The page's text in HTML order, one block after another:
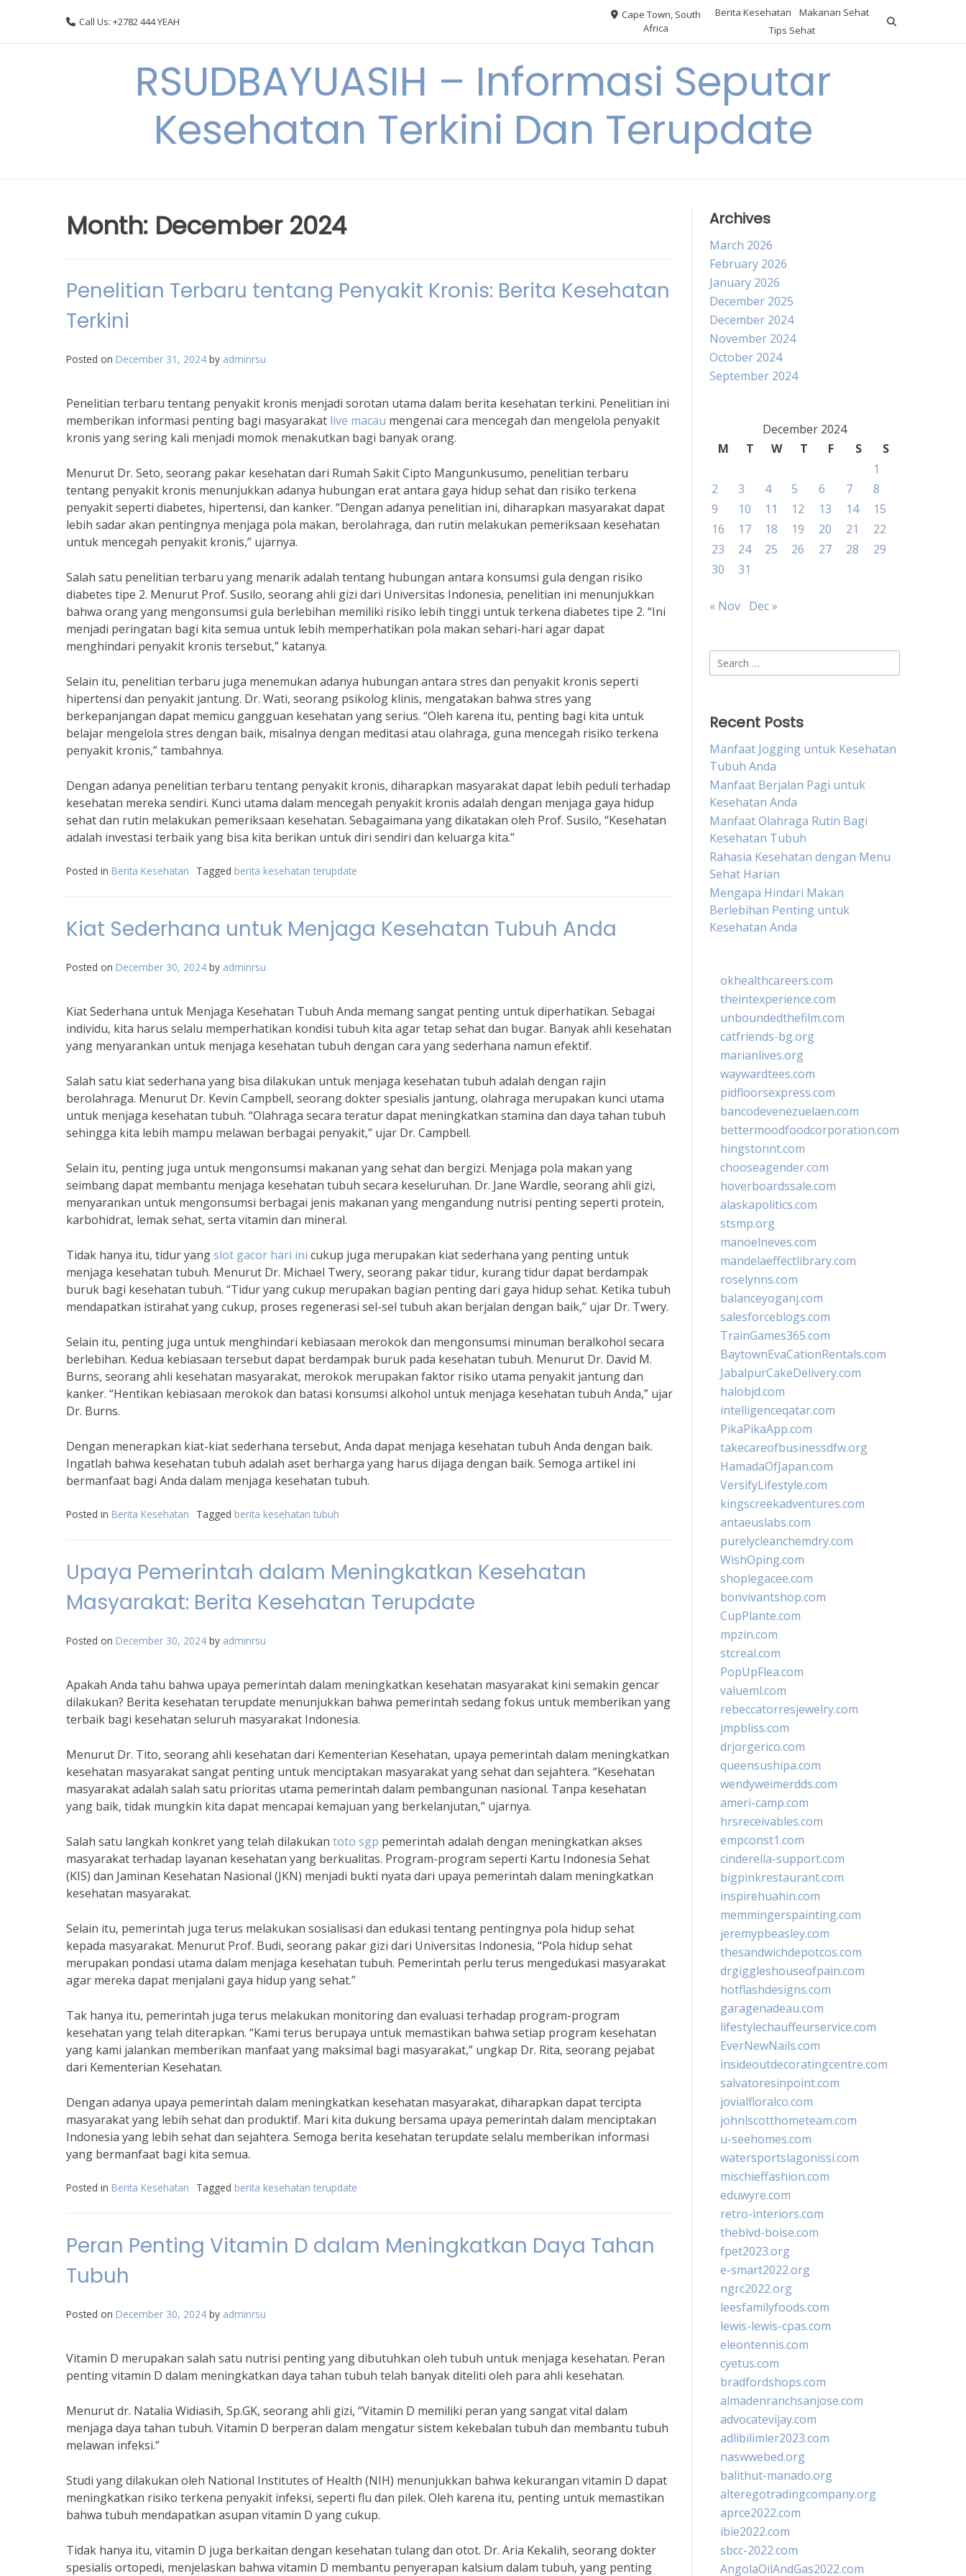
Call Us: +2782 444 YEAH
Cape Town, South
Africa
Berita Kesehatan
Makanan Sehat
Tips Sehat
RSUDBAYUASIH – Informasi Seputar
Kesehatan Terkini Dan Terupdate
Month: December 2024
Penelitian Terbaru tentang Penyakit Kronis: Berita Kesehatan
Terkini
Posted on December 31, 2024 by adminrsu
Penelitian terbaru tentang penyakit kronis menjadi sorotan utama dalam berita kesehatan terkini. Penelitian ini
memberikan informasi penting bagi masyarakat live macau mengenai cara mencegah dan mengelola penyakit
kronis yang sering kali menjadi momok menakutkan bagi banyak orang.
Menurut Dr. Seto, seorang pakar kesehatan dari Rumah Sakit Cipto Mangunkusumo, penelitian terbaru
tentang penyakit kronis menunjukkan adanya hubungan erat antara gaya hidup sehat dan risiko terkena
penyakit seperti diabetes, hipertensi, dan kanker. “Dengan adanya penelitian ini, diharapkan masyarakat dapat
lebih sadar akan pentingnya menjaga pola makan, berolahraga, dan rutin melakukan pemeriksaan kesehatan
untuk mencegah penyakit kronis,” ujarnya.
Salah satu penelitian terbaru yang menarik adalah tentang hubungan antara konsumsi gula dengan risiko
diabetes tipe 2. Menurut Prof. Susilo, seorang ahli gizi dari Universitas Indonesia, penelitian ini menunjukkan
bahwa orang yang mengonsumsi gula berlebihan memiliki risiko lebih tinggi untuk terkena diabetes tipe 2. “Ini
menjadi peringatan bagi kita semua untuk lebih memperhatikan pola makan sehari-hari agar dapat
menghindari penyakit kronis tersebut,” katanya.
Selain itu, penelitian terbaru juga menemukan adanya hubungan antara stres dan penyakit kronis seperti
hipertensi dan penyakit jantung. Dr. Wati, seorang psikolog klinis, mengatakan bahwa stres yang
berkepanjangan dapat memicu gangguan kesehatan yang serius. “Oleh karena itu, penting bagi kita untuk
belajar mengelola stres dengan baik, misalnya dengan meditasi atau olahraga, guna mencegah risiko terkena
penyakit kronis,” tambahnya.
Dengan adanya penelitian terbaru tentang penyakit kronis, diharapkan masyarakat dapat lebih peduli terhadap
kesehatan mereka sendiri. Kunci utama dalam mencegah penyakit kronis adalah dengan menjaga gaya hidup
sehat dan rutin melakukan pemeriksaan kesehatan. Sebagaimana yang dikatakan oleh Prof. Susilo, “Kesehatan
adalah investasi terbaik yang bisa kita berikan untuk diri sendiri dan keluarga kita.”
Posted in Berita Kesehatan Tagged berita kesehatan terupdate
Kiat Sederhana untuk Menjaga Kesehatan Tubuh Anda
Posted on December 30, 2024 by adminrsu
Kiat Sederhana untuk Menjaga Kesehatan Tubuh Anda memang sangat penting untuk diperhatikan. Sebagai
individu, kita harus selalu memperhatikan kondisi tubuh kita agar tetap sehat dan bugar. Banyak ahli kesehatan
yang menyarankan untuk menjaga kesehatan tubuh dengan cara yang sederhana namun efektif.
Salah satu kiat sederhana yang bisa dilakukan untuk menjaga kesehatan tubuh adalah dengan rajin
berolahraga. Menurut Dr. Kevin Campbell, seorang dokter spesialis jantung, olahraga merupakan kunci utama
untuk menjaga kesehatan tubuh. “Olahraga secara teratur dapat meningkatkan stamina dan daya tahan tubuh
sehingga kita lebih mampu melawan berbagai penyakit,” ujar Dr. Campbell.
Selain itu, penting juga untuk mengonsumsi makanan yang sehat dan bergizi. Menjaga pola makan yang
seimbang dapat membantu menjaga kesehatan tubuh secara keseluruhan. Dr. Jane Wardle, seorang ahli gizi,
menyarankan untuk mengonsumsi berbagai jenis makanan yang mengandung nutrisi penting seperti protein,
karbohidrat, lemak sehat, serta vitamin dan mineral.
Tidak hanya itu, tidur yangslot gacor hari ini cukup juga merupakan kiat sederhana yang penting untuk
menjaga kesehatan tubuh. Menurut Dr. Michael Twery, seorang pakar tidur, kurang tidur dapat berdampak
buruk bagi kesehatan tubuh. “Tidur yang cukup merupakan bagian penting dari gaya hidup sehat. Ketika tubuh
mendapatkan istirahat yang cukup, proses regenerasi sel-sel tubuh akan berjalan dengan baik,” ujar Dr. Twery.
Selain itu, penting juga untuk menghindari kebiasaan merokok dan mengonsumsi minuman beralkohol secara
berlebihan. Kedua kebiasaan tersebut dapat berdampak buruk pada kesehatan tubuh. Menurut Dr. David M.
Burns, seorang ahli kesehatan masyarakat, merokok merupakan faktor risiko utama penyakit jantung dan
kanker. “Hentikan kebiasaan merokok dan batasi konsumsi alkohol untuk menjaga kesehatan tubuh Anda,” ujar
Dr. Burns.
Dengan menerapkan kiat-kiat sederhana tersebut, Anda dapat menjaga kesehatan tubuh Anda dengan baik.
Ingatlah bahwa kesehatan tubuh adalah aset berharga yang harus dijaga dengan baik. Semoga artikel ini
bermanfaat bagi Anda dalam menjaga kesehatan tubuh.
Posted in Berita Kesehatan Tagged berita kesehatan tubuh
Upaya Pemerintah dalam Meningkatkan Kesehatan
Masyarakat: Berita Kesehatan Terupdate
Posted on December 30, 2024 by adminrsu
Apakah Anda tahu bahwa upaya pemerintah dalam meningkatkan kesehatan masyarakat kini semakin gencar
dilakukan? Berita kesehatan terupdate menunjukkan bahwa pemerintah sedang fokus untuk memberikan yang
terbaik bagi kesehatan seluruh masyarakat Indonesia.
Menurut Dr. Tito, seorang ahli kesehatan dari Kementerian Kesehatan, upaya pemerintah dalam meningkatkan
kesehatan masyarakat sangat penting untuk menciptakan masyarakat yang sehat dan sejahtera. “Kesehatan
masyarakat adalah salah satu prioritas utama pemerintah dalam pembangunan nasional. Tanpa kesehatan
yang baik, tidak mungkin kita dapat mencapai kemajuan yang berkelanjutan,” ujarnya.
Salah satu langkah konkret yang telah dilakukan toto sgp pemerintah adalah dengan meningkatkan akses
masyarakat terhadap layanan kesehatan yang berkualitas. Program-program seperti Kartu Indonesia Sehat
(KIS) dan Jaminan Kesehatan Nasional (JKN) menjadi bukti nyata dari upaya pemerintah dalam meningkatkan
kesehatan masyarakat.
Selain itu, pemerintah juga terus melakukan sosialisasi dan edukasi tentang pentingnya pola hidup sehat
kepada masyarakat. Menurut Prof. Budi, seorang pakar gizi dari Universitas Indonesia, “Pola hidup sehat
merupakan pondasi utama dalam menjaga kesehatan tubuh. Pemerintah perlu terus mengedukasi masyarakat
agar mereka dapat menjalani gaya hidup yang sehat.”
Tak hanya itu, pemerintah juga terus melakukan monitoring dan evaluasi terhadap program-program
kesehatan yang telah diterapkan. “Kami terus berupaya untuk memastikan bahwa setiap program kesehatan
yang kami jalankan memberikan manfaat yang maksimal bagi masyarakat,” ungkap Dr. Rita, seorang pejabat
dari Kementerian Kesehatan.
Dengan adanya upaya pemerintah dalam meningkatkan kesehatan masyarakat, diharapkan dapat tercipta
masyarakat yang lebih sehat dan produktif. Mari kita dukung bersama upaya pemerintah dalam menciptakan
Indonesia yang lebih sehat dan sejahtera. Semoga berita kesehatan terupdate selalu memberikan informasi
yang bermanfaat bagi kita semua.
Posted in Berita Kesehatan Tagged berita kesehatan terupdate
Peran Penting Vitamin D dalam Meningkatkan Daya Tahan
Tubuh
Posted on December 30, 2024 by adminrsu
Vitamin D merupakan salah satu nutrisi penting yang dibutuhkan oleh tubuh untuk menjaga kesehatan. Peran
penting vitamin D dalam meningkatkan daya tahan tubuh telah banyak diteliti oleh para ahli kesehatan.
Menurut dr. Natalia Widiasih, Sp.GK, seorang ahli gizi, “Vitamin D memiliki peran yang sangat vital dalam
menjaga daya tahan tubuh. Vitamin D berperan dalam mengatur sistem kekebalan tubuh dan membantu tubuh
melawan infeksi.”
Studi yang dilakukan oleh National Institutes of Health (NIH) menunjukkan bahwa kekurangan vitamin D dapat
meningkatkan risiko terkena penyakit infeksi, seperti flu dan pilek. Oleh karena itu, penting untuk memastikan
bahwa tubuh mendapatkan asupan vitamin D yang cukup.
Tidak hanya itu, vitamin D juga berkaitan dengan kesehatan tulang dan otot. Dr. Aria Kekalih, seorang dokter
spesialis ortopedi, menjelaskan bahwa vitamin D membantu penyerapan kalsium dalam tubuh, yang penting
Archives
March 2026
February 2026
January 2026
December 2025
December 2024
November 2024
October 2024
September 2024
December 2024
M
T W T F S
S
1
2
3 4 5 6 7
8
9
10 11 12 13 14
15
16
17 18 19 20 21
22
23
24 25 26 27 28
29
30
31
« Nov Dec »
Search
for:
Recent Posts
Manfaat Jogging untuk Kesehatan
Tubuh Anda
Manfaat Berjalan Pagi untuk
Kesehatan Anda
Manfaat Olahraga Rutin Bagi
Kesehatan Tubuh
Rahasia Kesehatan dengan Menu
Sehat Harian
Mengapa Hindari Makan
Berlebihan Penting untuk
Kesehatan Anda
okhealthcareers.com
theintexperience.com
unboundedthefilm.com
catfriends-bg.org
marianlives.org
waywardtees.com
pidfloorsexpress.com
bancodevenezuelaen.com
bettermoodfoodcorporation.com
hingstonnt.com
chooseagender.com
hoverboardssale.com
alaskapolitics.com
stsmp.org
manoelneves.com
mandelaeffectlibrary.com
roselynns.com
balanceyoganj.com
salesforceblogs.com
TrainGames365.com
BaytownEvaCationRentals.com
JabalpurCakeDelivery.com
halobjd.com
intelligenceqatar.com
PikaPikaApp.com
takecareofbusinessdfw.org
HamadaOfJapan.com
VersifyLifestyle.com
kingscreekadventures.com
antaeuslabs.com
purelycleanchemdry.com
WishOping.com
shoplegacee.com
bonvivantshop.com
CupPlante.com
mpzin.com
stcreal.com
PopUpFlea.com
valueml.com
rebeccatorresjewelry.com
jmpbliss.com
drjorgerico.com
queensushipa.com
wendyweimerdds.com
ameri-camp.com
hrsreceivables.com
empconst1.com
cinderella-support.com
bigpinkrestaurant.com
inspirehuahin.com
memmingerspainting.com
jeremypbeasley.com
thesandwichdepotcos.com
drgiggleshouseofpain.com
hotflashdesigns.com
garagenadeau.com
lifestylechauffeurservice.com
EverNewNails.com
insideoutdecoratingcentre.com
salvatoresinpoint.com
jovialfloralco.com
johnlscotthometeam.com
u-seehomes.com
watersportslagonissi.com
mischieffashion.com
eduwyre.com
retro-interiors.com
theblvd-boise.com
fpet2023.org
e-smart2022.org
ngrc2022.org
leesfamilyfoods.com
lewis-lewis-cpas.com
eleontennis.com
cyetus.com
bradfordshops.com
almadenranchsanjose.com
advocatevijay.com
adlibilimler2023.com
naswwebed.org
balithut-manado.org
alteregotradingcompany.org
aprce2022.com
ibie2022.com
sbcc-2022.com
AngolaOilAndGas2022.com